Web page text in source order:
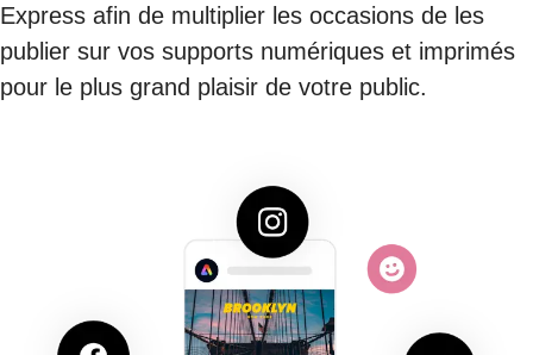
Express afin de multiplier les occasions de les
publier sur vos supports numériques et imprimés
pour le plus grand plaisir de votre public.